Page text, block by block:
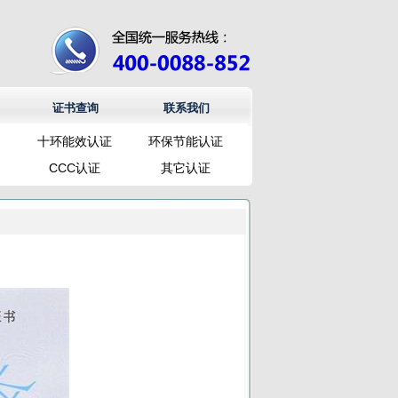
证书查询 联系我们
十环能效认证
环保节能认证
CCC认证
其它认证